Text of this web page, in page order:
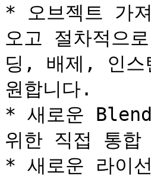
* 오브젝트 가
오고 절차적으
딩, 배제, 인스
원합니다.
* 새로운
위한 직접 통
* 새로운 라이